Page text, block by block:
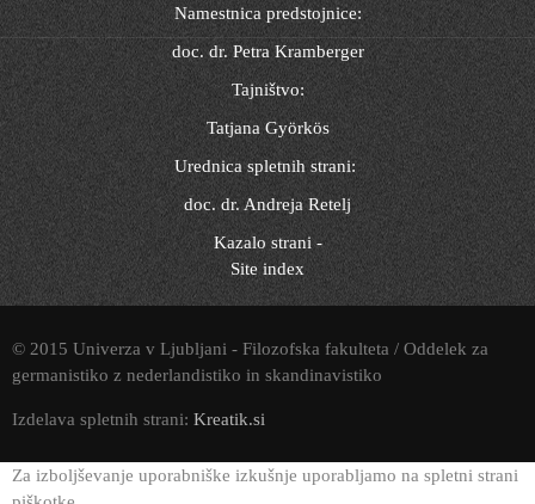
Namestnica predstojnice:
doc. dr. Petra Kramberger
Tajništvo:
Tatjana Györkös
Urednica spletnih strani:
doc. dr. Andreja Retelj
Kazalo strani -
Site index
© 2015 Univerza v Ljubljani - Filozofska fakulteta / Oddelek za
germanistiko z nederlandistiko in skandinavistiko
Izdelava spletnih strani: Kreatik.si
Za izboljševanje uporabniške izkušnje uporabljamo na spletni strani